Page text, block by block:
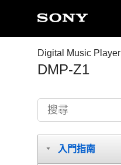
Digital Music Player
DMP-Z1
入門指南